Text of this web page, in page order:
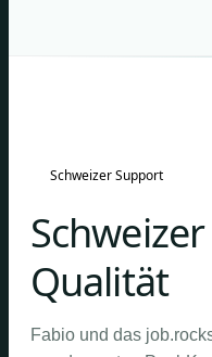
Schweizer Support
Qualität
Fabio und das